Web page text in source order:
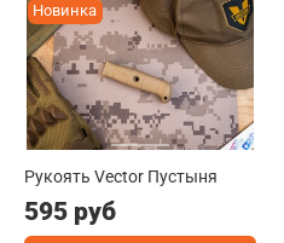
Новинка
Рукоять Vector Пустыня
595 руб